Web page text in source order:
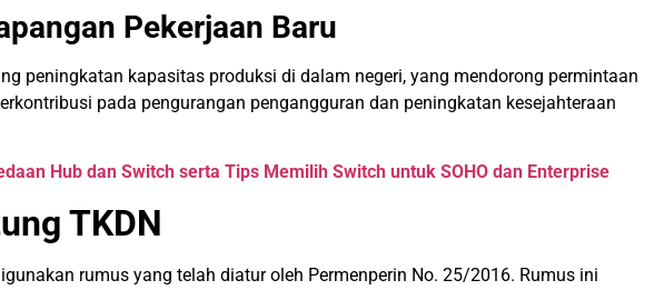
Pekerjaan Baru
peningkatan kapasitas produksi di dalam negeri, yang mendorong permintaan
pada pengurangan pengangguran dan peningkatan kesejahteraan
Hub dan Switch serta Tips Memilih Switch untuk SOHO dan Enterprise
TKDN
rumus yang telah diatur oleh Permenperin No. 25/2016. Rumus ini